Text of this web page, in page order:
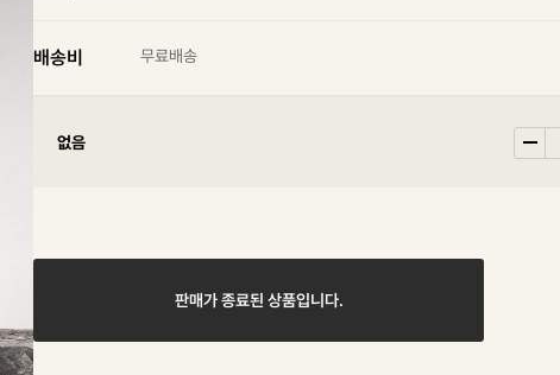
배송비 무료배송
없음
판매가 종료된 상품입니다.